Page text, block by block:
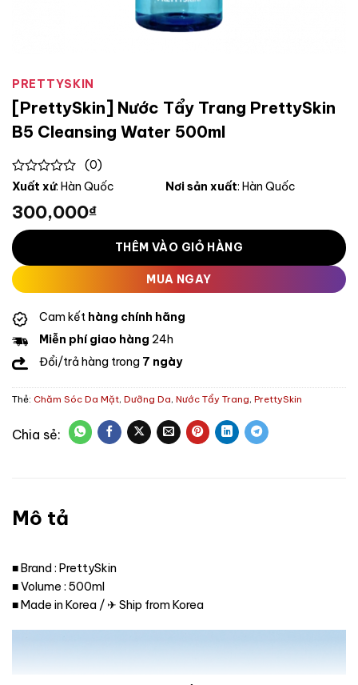
PRETTYSKIN
[PrettySkin] Nước Tẩy Trang PrettySkin
B5 Cleansing Water 500ml
0
of
5
(0)
Xuất xứ: Hàn Quốc Nơi sản xuất: Hàn Quốc
300,000₫
THÊM VÀO GIỎ HÀNG
MUA NGAY
Cam kết hàng chính hãng
Miễn phí giao hàng 24h
Đổi/trả hàng trong 7 ngày
Thẻ: Chăm Sóc Da Mặt, Dưỡng Da, Nước Tẩy Trang, PrettySkin
Mô tả
■ Brand : PrettySkin
■ Volume : 500ml
■ Made in Korea / ✈ Ship from Korea